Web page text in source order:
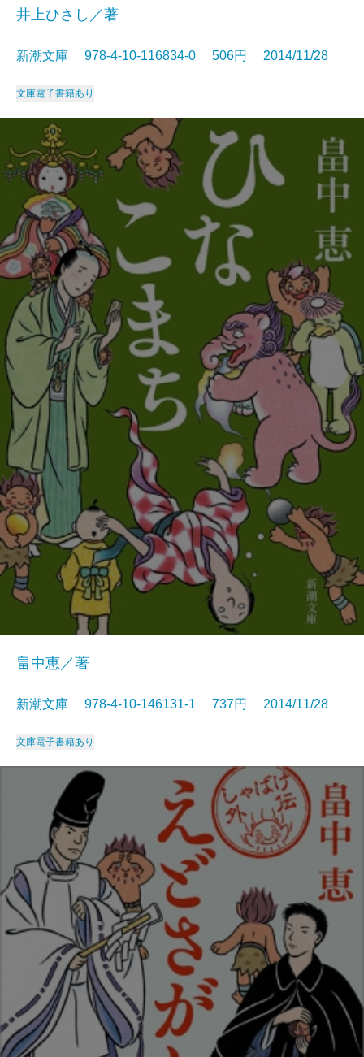
井上ひさし／著
新潮文庫 978-4-10-116834-0 506円 2014/11/28
文庫電子書籍あり
畠中恵／著
新潮文庫 978-4-10-146131-1 737円 2014/11/28
文庫電子書籍あり